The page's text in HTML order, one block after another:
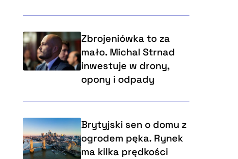
Zbrojeniówka to za
mało. Michal Strnad
inwestuje w drony,
opony i odpady
Brytyjski sen o domu z
ogrodem pęka. Rynek
ma kilka prędkości